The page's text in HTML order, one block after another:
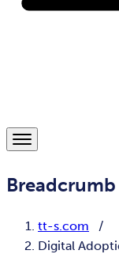
Breadcrumb
tt-s.com
Digital